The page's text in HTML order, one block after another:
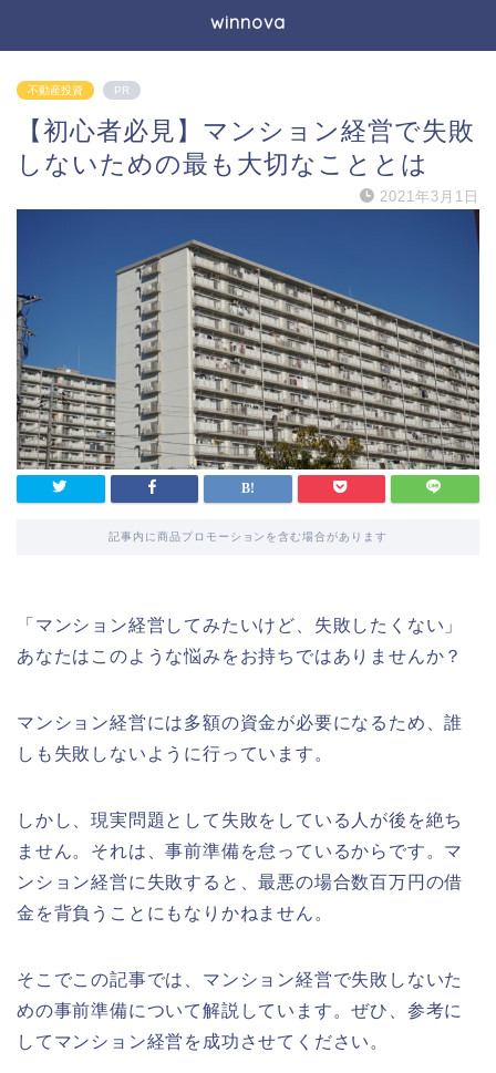
winnova
不動産投資 PR
【初心者必見】マンション経営で失敗
しないための最も大切なこととは
2021年3月1日
記事内に商品プロモーションを含む場合があります
「マンション経営してみたいけど、失敗したくない」
あなたはこのような悩みをお持ちではありませんか？
マンション経営には多額の資金が必要になるため、誰
しも失敗しないように行っています。
しかし、現実問題として失敗をしている人が後を絶ち
ません。それは、事前準備を怠っているからです。マ
ンション経営に失敗すると、最悪の場合数百万円の借
金を背負うことにもなりかねません。
そこでこの記事では、マンション経営で失敗しないた
めの事前準備について解説しています。ぜひ、参考に
してマンション経営を成功させてください。